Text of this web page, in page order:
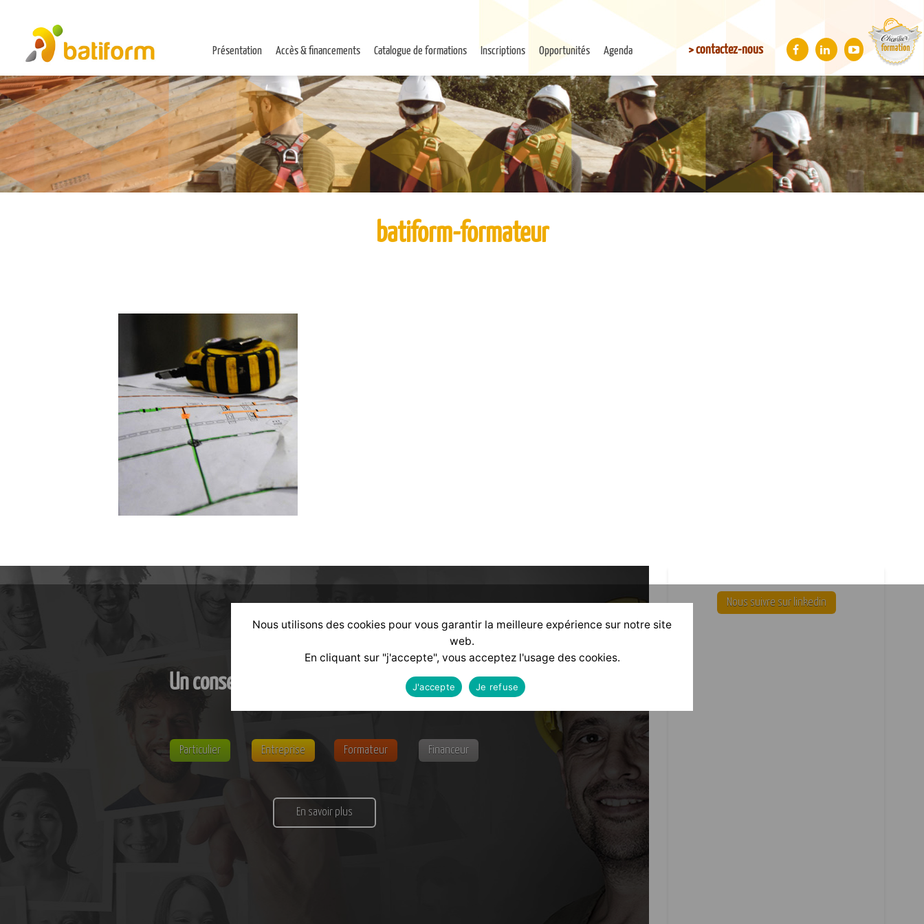
Présentation Accès & financements Catalogue de formations Inscriptions Opportunités Agenda > contactez-nous
batiform-formateur
Un conseil personnalisé selon votre profil :
Particulier Entreprise Formateur Financeur
En savoir plus
Nous suivre sur linkedin
Nous utilisons des cookies pour vous garantir la meilleure expérience sur notre site
web.
En cliquant sur "j'accepte", vous acceptez l'usage des cookies.
J'accepte Je refuse